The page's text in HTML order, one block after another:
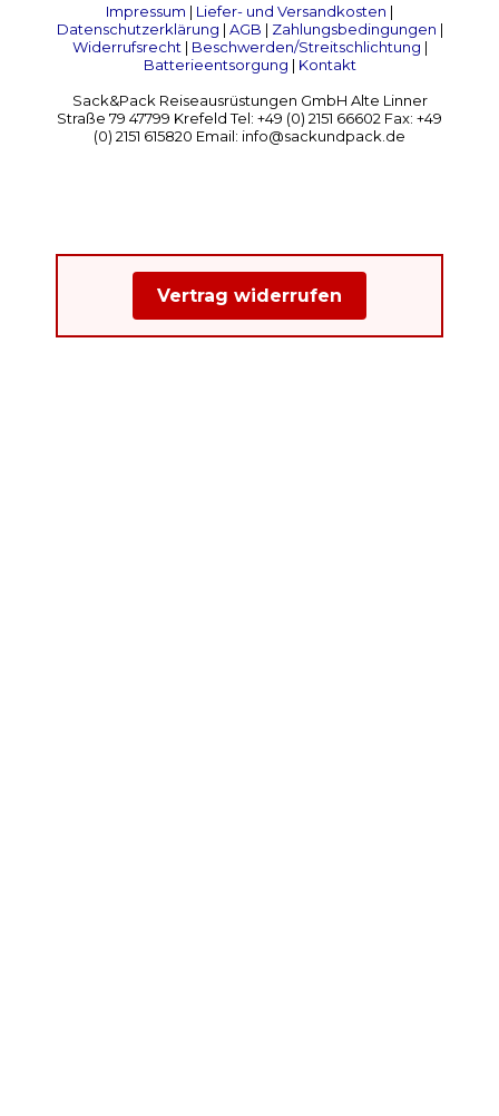
Impressum | Liefer- und Versandkosten |
Datenschutzerklärung | AGB | Zahlungsbedingungen |
Widerrufsrecht | Beschwerden/Streitschlichtung |
Batterieentsorgung | Kontakt
Sack&Pack Reiseausrüstungen GmbH Alte Linner
Straße 79 47799 Krefeld Tel: +49 (0) 2151 66602 Fax: +49
(0) 2151 615820 Email: info@sackundpack.de
Vertrag widerrufen